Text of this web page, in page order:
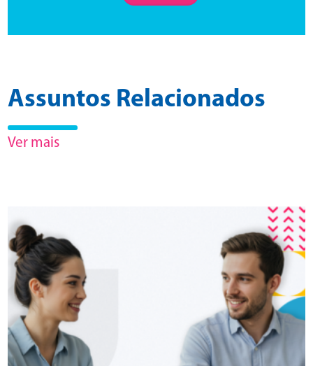
Assuntos Relacionados
Ver mais